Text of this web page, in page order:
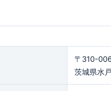
〒310-
茨城県水